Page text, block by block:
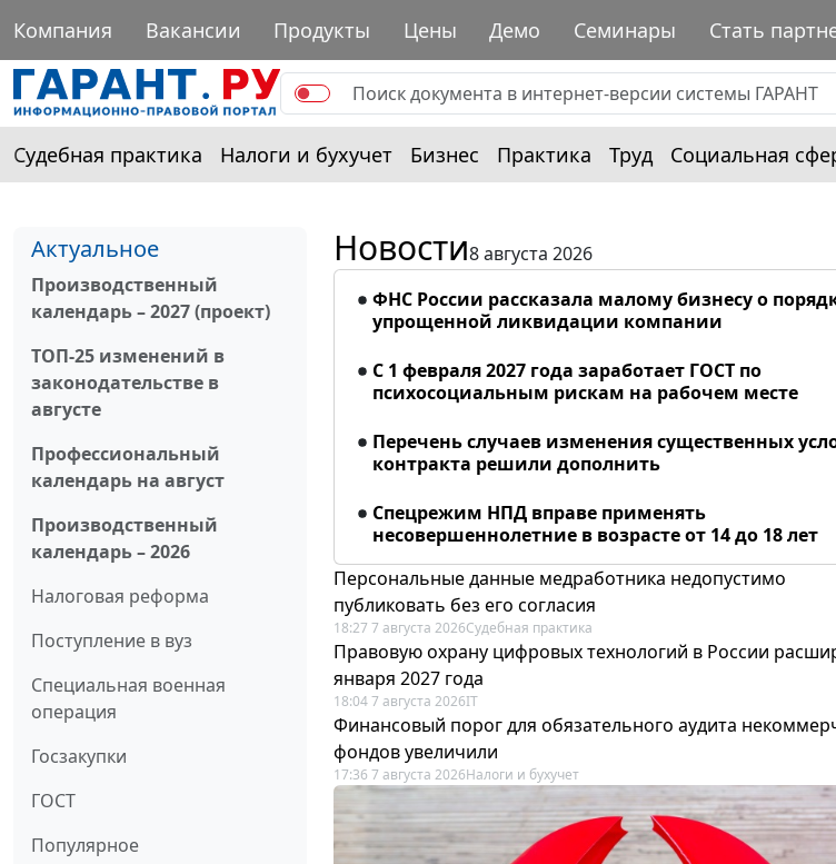
Компания Вакансии Продукты Цены Демо Семинары Стать
Судебная практика Налоги и бухучет Бизнес Практика Труд Социальная
Актуальное
Производственный
календарь – 2027 (проект)
ТОП-25 изменений в
законодательстве в
августе
Профессиональный
календарь на август
Производственный
календарь – 2026
Налоговая реформа
Поступление в вуз
Специальная военная
операция
Госзакупки
ГОСТ
Популярное
Новости8 августа 2026
ФНС России рассказала малому бизнесу о
упрощенной ликвидации компании
С 1 февраля 2027 года заработает ГОСТ по
психосоциальным рискам на рабочем месте
Перечень случаев изменения существенных
контракта решили дополнить
Спецрежим НПД вправе применять
несовершеннолетние в возрасте от 14 до 18 лет
Персональные данные медработника недопустимо
публиковать без его согласия
18:27 7 августа 2026Судебная практика
Правовую охрану цифровых технологий в России
января 2027 года
18:04 7 августа 2026IT
Финансовый порог для обязательного аудита
фондов увеличили
17:36 7 августа 2026Налоги и бухучет